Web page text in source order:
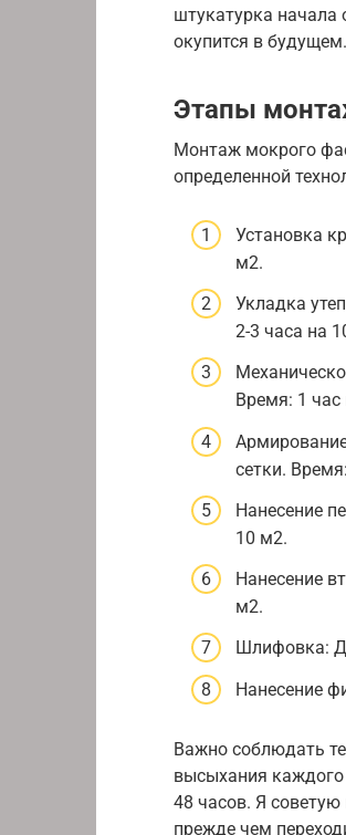
штукатурка начала
окупится в будущем.
Этапы
Монтаж мокрого
определенной
Установка
м2.
Укладка
2-3 часа на
Время: 1
сетки.
Нанесение
10 м2.
Нанесение
м2.
Шлифовка:
Нанесение
Важно соблюдать
высыхания каждого
48 часов. Я
прежде чем